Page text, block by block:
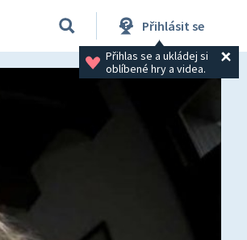
Přihlásit se
Přihlas se a ukládej si
oblíbené hry a videa.